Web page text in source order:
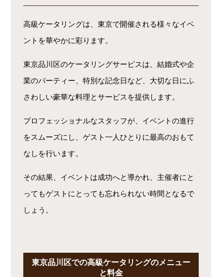
高級ケータリングは、東京で開催される様々なイベ
ントを華やかに彩ります。
東京品川区のケータリングサービスは、結婚式や企
業のパーティー、特別な記念日など、大切な日にふ
さわしい豪華な料理とサービスを提供します。
プロフェッショナルなスタッフが、イベントの進行
をスムーズにし、ゲスト一人ひとりに最高のおもて
なしを行います。
その結果、イベントは成功へと導かれ、主催者にと
ってもゲストにとっても忘れられない時間となるで
しょう。
東京品川区での高級ケータリングのメニュー
と料金